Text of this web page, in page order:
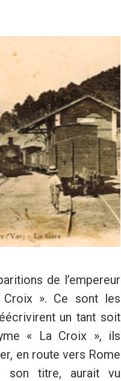
de l’empereur
». Ce sont les
un tant soit
« La Croix », ils
en route vers Rome
son titre, aurait vu